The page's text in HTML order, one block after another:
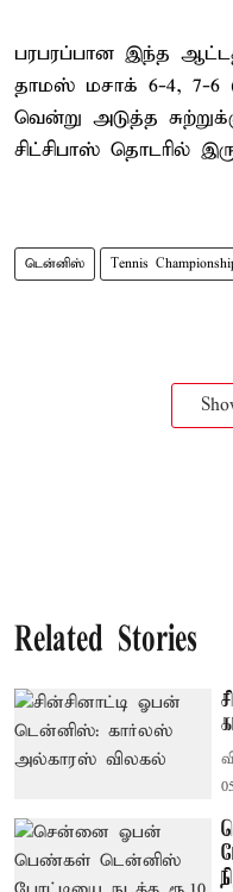
பரபரப்பான இந்த
தாமஸ் மசாக் 6-4, 7-
வென்று அடுத்த
சிட்சிபாஸ் தொடரில்
டென்னிஸ் Tennis
Related Stories